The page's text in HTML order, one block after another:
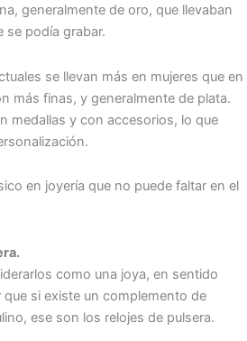
generalmente de oro, que llevaban
se podía grabar.
se llevan más en mujeres que en
más finas, y generalmente de plata.
medallas y con accesorios, lo que
en joyería que no puede faltar en el
como una joya, en sentido
si existe un complemento de
ese son los relojes de pulsera.